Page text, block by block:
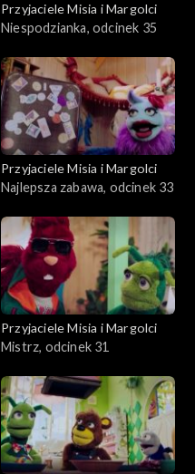
Przyjaciele Misia i Margolci
Niespodzianka, odcinek 35
Przyjaciele Misia i Margolci
Najlepsza zabawa, odcinek 33
Przyjaciele Misia i Margolci
Mistrz, odcinek 31